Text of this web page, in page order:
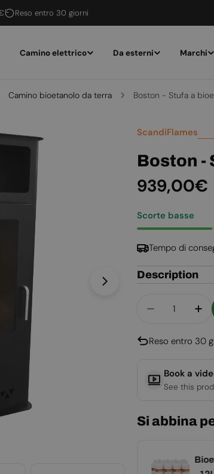
Reso entro 30 giorni
Camino elettrico Da esterni Marchi
Camino bioetanolo da terra Boston - Stufa a
Apri supporto 1 in
ScandiFlames
Boston -
Prezzo
normale
939,00€
Scorte basse
Tempo di
Description
Diminuisci
Reso entro 30
Book a
See this
Si abbina